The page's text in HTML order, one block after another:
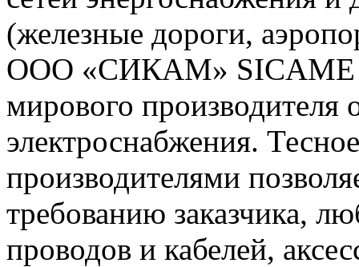
(железные дороги,
ООО «СИКАМ» SICAME
мирового производителя
электроснабжения.
производителями
требованию заказчика,
проводов и кабелей,